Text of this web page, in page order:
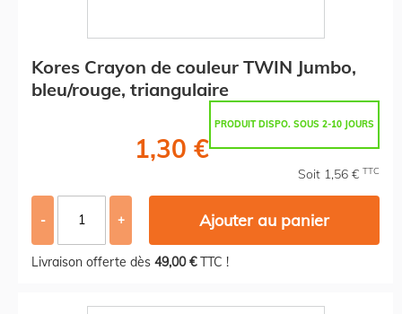
Kores Crayon de couleur TWIN Jumbo,
bleu/rouge, triangulaire
PRODUIT DISPO. SOUS 2-10 JOURS
1,30 €
Soit 1,56 € TTC
- + Ajouter au panier
Livraison offerte dès 49,00 €TTC !